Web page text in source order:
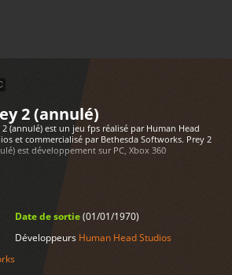
2 (annulé)
2 (annulé) est un jeu fps réalisé par Human Head
et commercialisé par Bethesda Softworks. Prey 2
est développement sur PC, Xbox 360
Date de sortie(01/01/1970)
Développeurs Human Head Studios